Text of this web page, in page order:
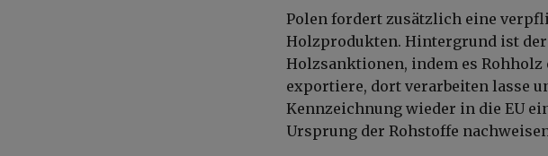
Polen fordert zusätzlich eine
Holzprodukten. Hintergrund ist der
Holzsanktionen, indem es
exportiere, dort verarbeiten lasse
Kennzeichnung wieder in die EU
Ursprung der Rohstoffe